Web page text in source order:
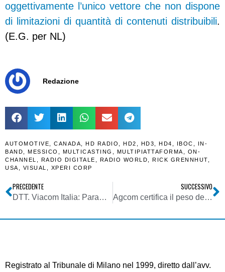
oggettivamente l’unico vettore che non dispone
di limitazioni di quantità di contenuti distribuibili.
(E.G. per NL)
Redazione
AUTOMOTIVE CANADA HD RADIO HD2 HD3 HD4 IBOC
IN-
BAND
MESSICO MULTICASTING MULTIPIATTAFORMA
ON-
CHANNEL
RADIO DIGITALE RADIO WORLD RICK GRENNHUT
USA
VISUAL XPERI CORP
PRECEDENTE
DTT. Viacom Italia: Paramount Channel si rinnova e dal 16 marzo diventera’ Paramount Network
SUCCESSIVO
Agcom certifica il peso delle fake news: 8% nel 2018
Registrato al Tribunale di Milano nel 1999, diretto dall’avv.